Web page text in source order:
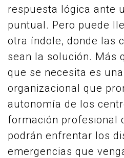
respuesta lógica ante
puntual. Pero puede
otra índole, donde las
sean la solución. Más
que se necesita es
organizacional que
autonomía de los
formación profesional
podrán enfrentar los
emergencias que